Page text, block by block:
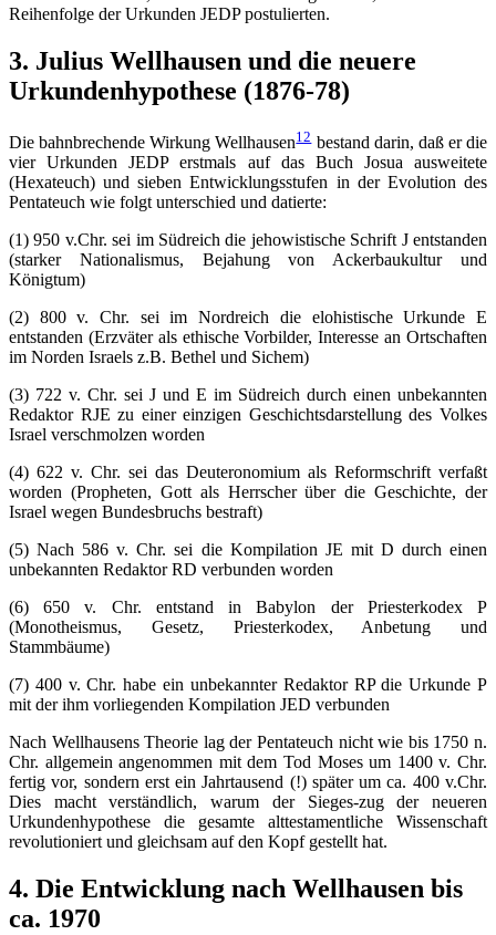
Reihenfolge der Urkunden JEDP postulierten.
3. Julius Wellhausen und die neuere
Urkundenhypothese (1876-78)
Die bahnbrechende Wirkung Wellhausen12bestand darin, daß er die
vier Urkunden JEDP erstmals auf das Buch Josua ausweitete
(Hexateuch) und sieben Entwicklungsstufen in der Evolution des
Pentateuch wie folgt unterschied und datierte:
(1) 950 v.Chr. sei im Südreich die jehowistische Schrift J entstanden
(starker Nationalismus, Bejahung von Ackerbaukultur und
Königtum)
(2) 800 v. Chr. sei im Nordreich die elohistische Urkunde E
entstanden (Erzväter als ethische Vorbilder, Interesse an Ortschaften
im Norden Israels z.B. Bethel und Sichem)
(3) 722 v. Chr. sei J und E im Südreich durch einen unbekannten
Redaktor RJE zu einer einzigen Geschichtsdarstellung des Volkes
Israel verschmolzen worden
(4) 622 v. Chr. sei das Deuteronomium als Reformschrift verfaßt
worden (Propheten, Gott als Herrscher über die Geschichte, der
Israel wegen Bundesbruchs bestraft)
(5) Nach 586 v. Chr. sei die Kompilation JE mit D durch einen
unbekannten Redaktor RD verbunden worden
(6) 650 v. Chr. entstand in Babylon der Priesterkodex P
(Monotheismus, Gesetz, Priesterkodex, Anbetung und
Stammbäume)
(7) 400 v. Chr. habe ein unbekannter Redaktor RP die Urkunde P
mit der ihm vorliegenden Kompilation JED verbunden
Nach Wellhausens Theorie lag der Pentateuch nicht wie bis 1750 n.
Chr. allgemein angenommen mit dem Tod Moses um 1400 v. Chr.
fertig vor, sondern erst ein Jahrtausend (!) später um ca. 400 v.Chr.
Dies macht verständlich, warum der Sieges-zug der neueren
Urkundenhypothese die gesamte alttestamentliche Wissenschaft
revolutioniert und gleichsam auf den Kopf gestellt hat.
4. Die Entwicklung nach Wellhausen bis
ca. 1970